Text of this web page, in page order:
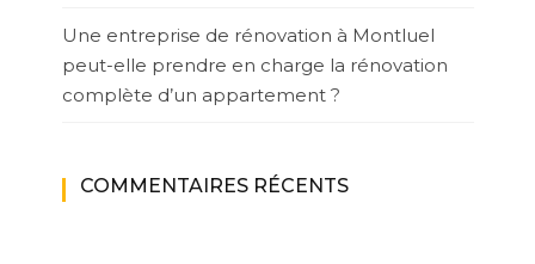
Une entreprise de rénovation à Montluel
peut-elle prendre en charge la rénovation
complète d’un appartement ?
COMMENTAIRES RÉCENTS